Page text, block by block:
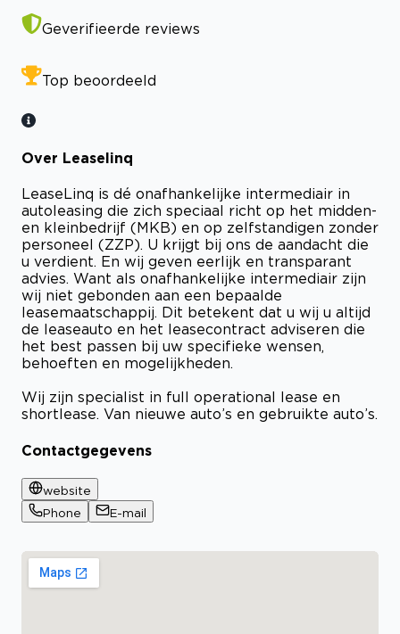
Geverifieerde reviews
Top beoordeeld
Over Leaselinq
LeaseLinq is dé onafhankelijke intermediair in
autoleasing die zich speciaal richt op het midden-
en kleinbedrijf (MKB) en op zelfstandigen zonder
personeel (ZZP). U krijgt bij ons de aandacht die
u verdient. En wij geven eerlijk en transparant
advies. Want als onafhankelijke intermediair zijn
wij niet gebonden aan een bepaalde
leasemaatschappij. Dit betekent dat u wij u altijd
de leaseauto en het leasecontract adviseren die
het best passen bij uw specifieke wensen,
behoeften en mogelijkheden.
Wij zijn specialist in full operational lease en
shortlease. Van nieuwe auto’s en gebruikte auto’s.
Contactgegevens
website
Phone
E-mail